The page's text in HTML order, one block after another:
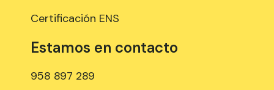
Certificación ENS
Estamos en contacto
958 897 289